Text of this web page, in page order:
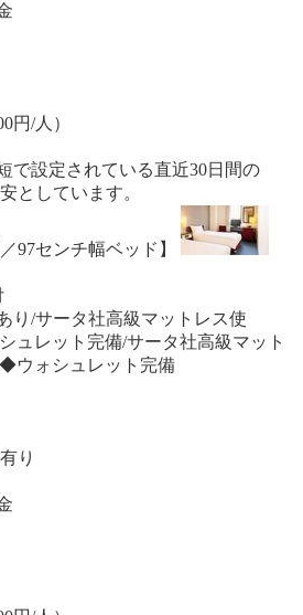
円/人）
で設定されている直近30日間の
としています。
97センチ幅ベッド】
り/サータ社高級マットレス使
ュレット完備/サータ社高級マット
ウォシュレット完備
り